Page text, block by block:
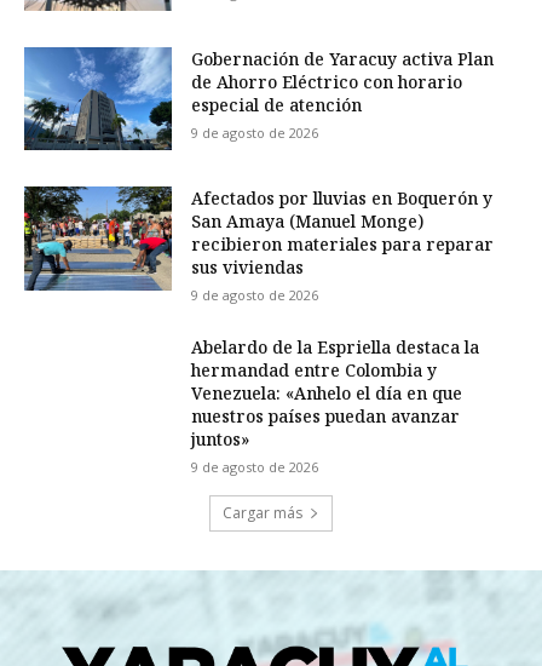
Gobernación de Yaracuy activa Plan
de Ahorro Eléctrico con horario
especial de atención
9 de agosto de 2026
Afectados por lluvias en Boquerón y
San Amaya (Manuel Monge)
recibieron materiales para reparar
sus viviendas
9 de agosto de 2026
Abelardo de la Espriella destaca la
hermandad entre Colombia y
Venezuela: «Anhelo el día en que
nuestros países puedan avanzar
juntos»
9 de agosto de 2026
Cargar más